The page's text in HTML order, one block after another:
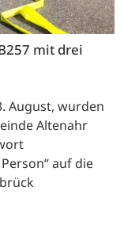
mit drei
August, wurden
Altenahr
auf die